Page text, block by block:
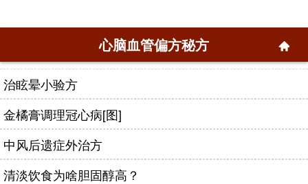
心脑血管偏方秘方
治眩晕小验方
金橘膏调理冠心病[图]
中风后遗症外治方
清淡饮食为啥胆固醇高？